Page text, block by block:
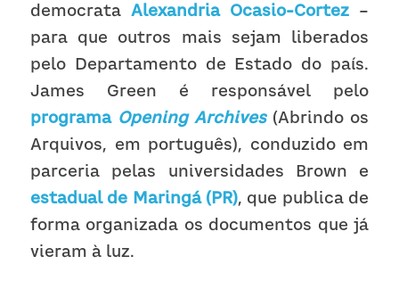
democrata Alexandria Ocasio-Cortez –
para que outros mais sejam liberados
pelo Departamento de Estado do país.
programa Opening Archives (Abrindo os
Arquivos, em português), conduzido em
estadual de Maringá (PR), que publica de
forma organizada os documentos que já
vieram à luz.